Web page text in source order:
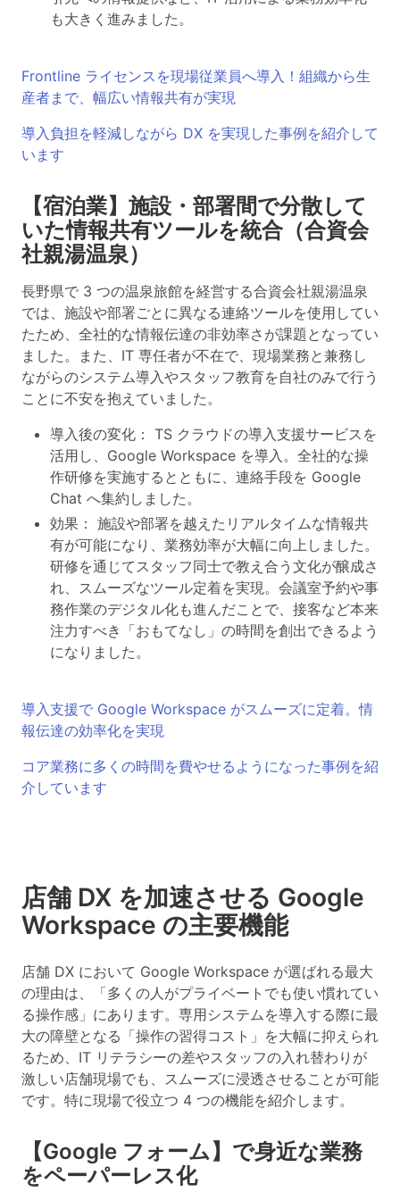
も大きく進みました。
Frontline ライセンスを現場従業員へ導入！組織から生
産者まで、幅広い情報共有が実現
導入負担を軽減しながら DX を実現した事例を紹介して
います
【宿泊業】施設・部署間で分散して
いた情報共有ツールを統合（合資会
社親湯温泉）
長野県で 3 つの温泉旅館を経営する合資会社親湯温泉
では、施設や部署ごとに異なる連絡ツールを使用してい
たため、全社的な情報伝達の非効率さが課題となってい
ました。また、IT 専任者が不在で、現場業務と兼務し
ながらのシステム導入やスタッフ教育を自社のみで行う
ことに不安を抱えていました。
導入後の変化： TS クラウドの導入支援サービスを
活用し、Google Workspace を導入。全社的な操
作研修を実施するとともに、連絡手段を Google
Chat へ集約しました。
効果： 施設や部署を越えたリアルタイムな情報共
有が可能になり、業務効率が大幅に向上しました。
研修を通じてスタッフ同士で教え合う文化が醸成さ
れ、スムーズなツール定着を実現。会議室予約や事
務作業のデジタル化も進んだことで、接客など本来
注力すべき「おもてなし」の時間を創出できるよう
になりました。
導入支援で Google Workspace がスムーズに定着。情
報伝達の効率化を実現
コア業務に多くの時間を費やせるようになった事例を紹
介しています
店舗 DX を加速させる Google
Workspace の主要機能
店舗 DX において Google Workspace が選ばれる最大
の理由は、「多くの人がプライベートでも使い慣れてい
る操作感」にあります。専用システムを導入する際に最
大の障壁となる「操作の習得コスト」を大幅に抑えられ
るため、IT リテラシーの差やスタッフの入れ替わりが
激しい店舗現場でも、スムーズに浸透させることが可能
です。特に現場で役立つ 4 つの機能を紹介します。
【Google フォーム】で身近な業務
をペーパーレス化